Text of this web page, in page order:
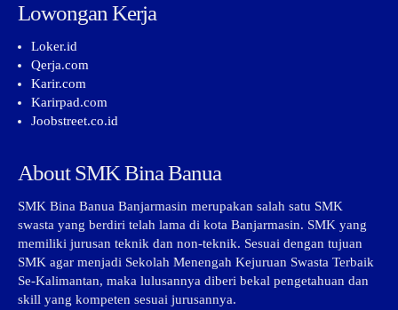
Lowongan Kerja
Loker.id
Qerja.com
Karir.com
Karirpad.com
Joobstreet.co.id
About SMK Bina Banua
SMK Bina Banua Banjarmasin merupakan salah satu SMK
swasta yang berdiri telah lama di kota Banjarmasin. SMK yang
memiliki jurusan teknik dan non-teknik. Sesuai dengan tujuan
SMK agar menjadi Sekolah Menengah Kejuruan Swasta Terbaik
Se-Kalimantan, maka lulusannya diberi bekal pengetahuan dan
skill yang kompeten sesuai jurusannya.